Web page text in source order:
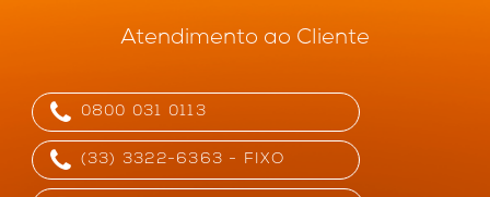
Atendimento ao Cliente
0800 031 0113
(33) 3322-6363 - FIXO